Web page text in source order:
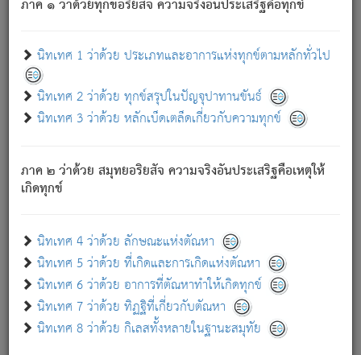
ภาค ๑ ว่าด้วยทุกขอริยสัจ ความจริงอันประเสริฐคือทุกข์
นิทเทศ 1 ว่าด้วย ประเภทและอาการแห่งทุกข์ตามหลักทั่วไป
นิทเทศ 2 ว่าด้วย ทุกข์สรุปในปัญจุปาทานขันธ์
นิทเทศ 3 ว่าด้วย หลักเบ็ดเตล็ดเกี่ยวกับความทุกข์
ภาค ๒ ว่าด้วย สมุทยอริยสัจ ความจริงอันประเสริฐคือเหตุให้
เกิดทุกข์
นิทเทศ 4 ว่าด้วย ลักษณะแห่งตัณหา
นิทเทศ 5 ว่าด้วย ที่เกิดและการเกิดแห่งตัณหา
นิทเทศ 6 ว่าด้วย อาการที่ตัณหาทำให้เกิดทุกข์
นิทเทศ 7 ว่าด้วย ทิฏฐิที่เกี่ยวกับตัณหา
นิทเทศ 8 ว่าด้วย กิเลสทั้งหลายในฐานะสมุทัย
ปวงนั้น ก็ยังสลัดภพออกไปไม่ได้.
ก็ทุกข์นี้มีขึ้น เพราะอาศัยซึ่งอุปธิทั้งปวง.
เพราะความสิ้นไปแห่งอุปาทานทั้งปวง ความเกิดขึ้นแห่ง
ทุกข์จึงไม่มี.
ท่านจงดูโลกนี้เถิด (จะเห็นว่า) สัตว์ทั้งหลายอันอวิชาหนา
แน่นบังหนาแล้ว; และว่า สัตว์ผู้ยินดีในภพอันเป็นแล้วนั้น ย่อม
อันเป็นไปในที่หรือเวลาทั้งปวง[3]เพื่อความมีแห่งประโยชน์โดย
ประการทั้งปวง; ภพทั้งหลายทั้งหมดนั้น ไม่เที่ยง เป็นทุกข์ มี
ความแปรปรวนเป็นธรรมดา.
อย่างนี้อยู่; เขาย่อมละภวตัณหาได้ และไม่เพลิดเพลินวิภวตัณหา
ด้วย.
ความดับเพราะความสำรอกไม่เหลือ (แห่งภพทั้งหลาย)
เพราะความสิ้นไปแห่งตัณหาโดยประการทั้งปวง นั้นคือ
นิพพาน.
ภพใหม่ย่อมไม่มีแก่ภิกษุนั้น ผู้ดับเย็นสนิทแล้ว เพราะไม่มี